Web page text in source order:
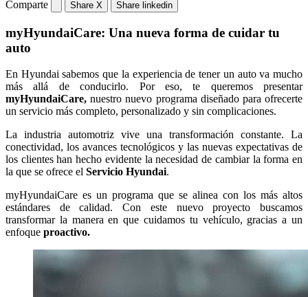
Comparte
Share X Share linkedin
myHyundaiCare: Una nueva forma de cuidar tu
auto
En Hyundai sabemos que la experiencia de tener un auto va mucho
más allá de conducirlo. Por eso, te queremos presentar
myHyundaiCare, nuestro nuevo programa diseñado para ofrecerte
un servicio más completo, personalizado y sin complicaciones.
La industria automotriz vive una transformación constante. La
conectividad, los avances tecnológicos y las nuevas expectativas de
los clientes han hecho evidente la necesidad de cambiar la forma en
la que se ofrece el Servicio Hyundai.
myHyundaiCare es un programa que se alinea con los más altos
estándares de calidad. Con este nuevo proyecto buscamos
transformar la manera en que cuidamos tu vehículo, gracias a un
enfoque proactivo.